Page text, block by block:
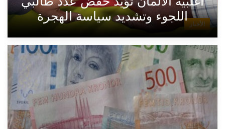
الأخبار
اللجوء وتشديد سياسة الهجرة